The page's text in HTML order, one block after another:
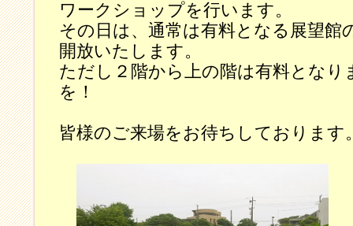
ワークショップを行います。
その日は、通常は有料となる展望館
開放いたします。
ただし２階から上の階は有料となり
を！
皆様のご来場をお待ちしております